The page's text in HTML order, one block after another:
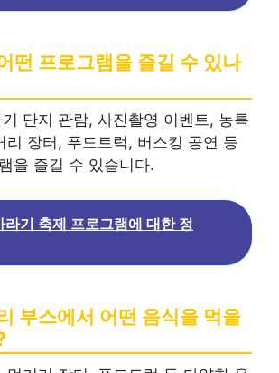
떤 프로그램을 즐길 수 있나
단지 관람, 사진촬영 이벤트, 농특
리 장터, 푸드트럭, 버스킹 공연 등
을 즐길 수 있습니다.
라기 축제 프로그램에 대한 정
부스에서 어떤 음식을 먹을